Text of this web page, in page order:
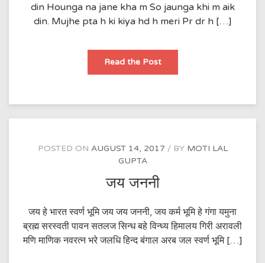
din Hounga na jane kha m So jaunga khi m aik
din. Mujhe pta h ki kiya hd h meri Pr dr h […]
Read the PostSo
khi
din…
POSTED ON AUGUST 14, 2017 BY MOTI LAL
GUPTA
जय जननी
जय हे भारत स्वर्ण भूमि जय जय जननी, जय कर्म भूमि हे गंगा यमुना
ब्रह्म सरस्वती पावन सतलज सिन्ध बहे विन्ध्य हिमालय गिरी अरावली
मणि माणिक नवरत्न भरे जलधि हिन्द बंगाल अरब जल स्वर्ण भूमि […]